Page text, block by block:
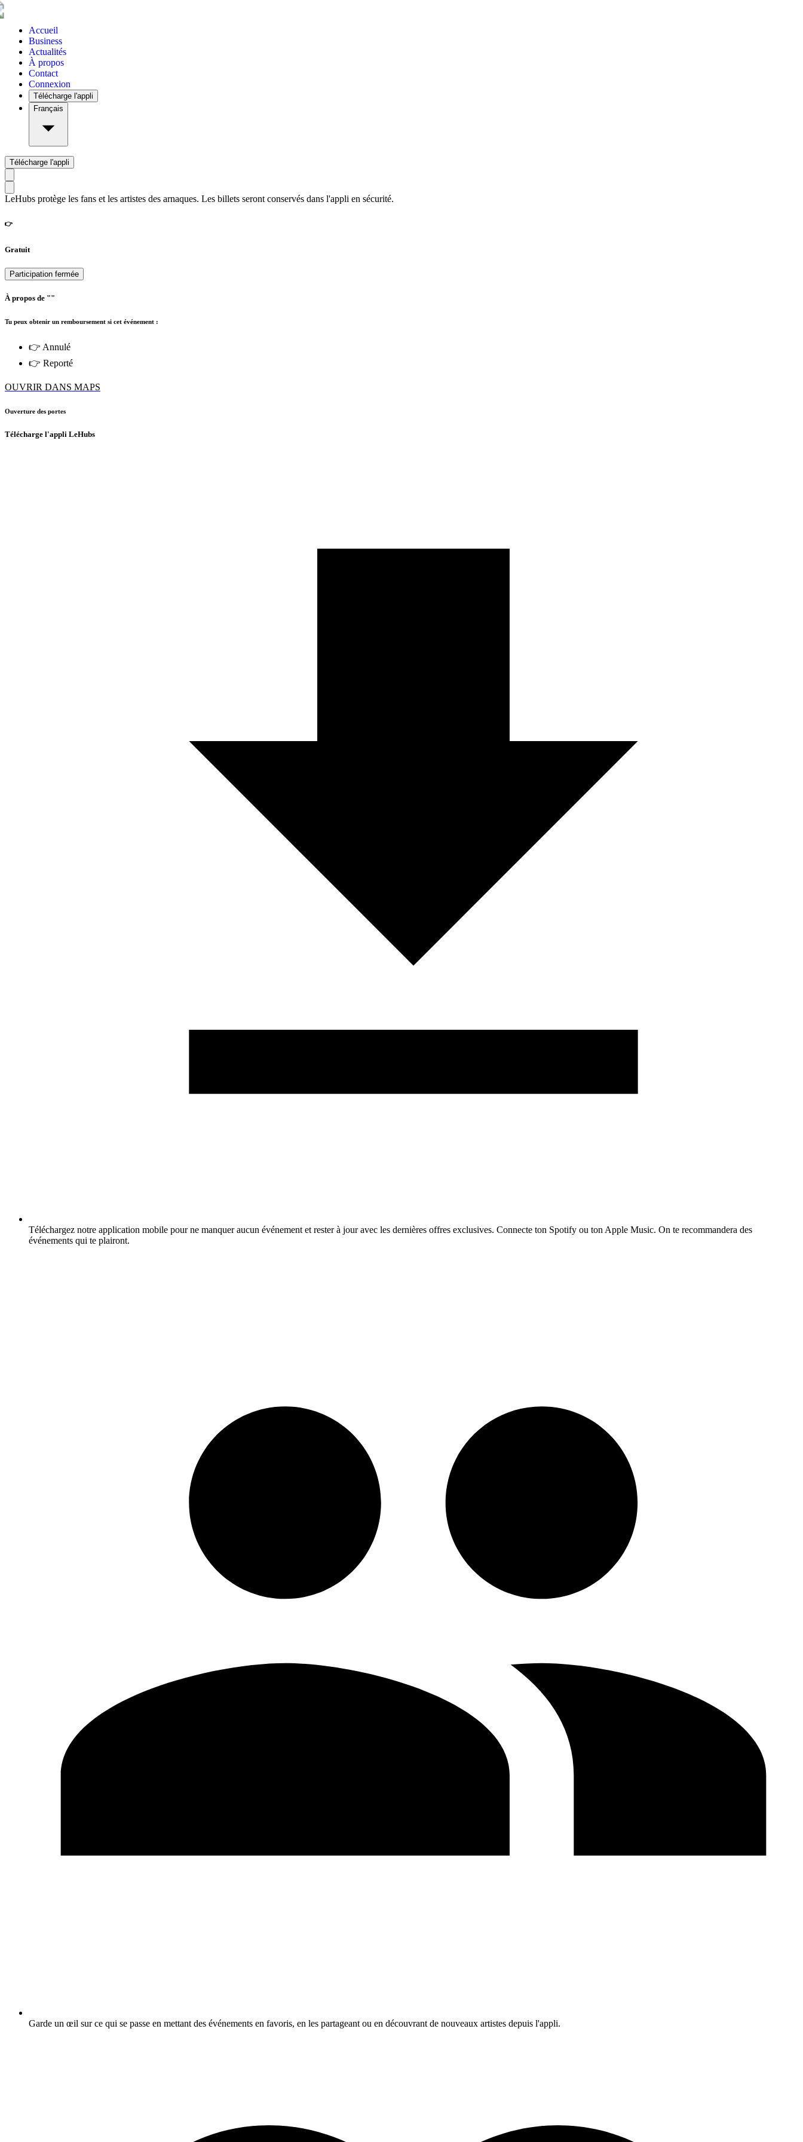
Accueil
Business
Actualités
À propos
Contact
Connexion
Télécharge l'appli
Français
Télécharge l'appli
LeHubs protège les fans et les artistes des arnaques. Les billets seront conservés dans l'appli en sécurité.
👉
Gratuit
Participation fermée
À propos de ""
Tu peux obtenir un remboursement si cet événement :
👉 Annulé
👉 Reporté
OUVRIR DANS MAPS
Ouverture des portes
Télécharge l'appli LeHubs
Téléchargez notre application mobile pour ne manquer aucun événement et rester à jour avec les dernières offres exclusives. Connecte ton Spotify ou ton Apple Music. On te recommandera des
événements qui te plairont.
Garde un œil sur ce qui se passe en mettant des événements en favoris, en les partageant ou en découvrant de nouveaux artistes depuis l'appli.